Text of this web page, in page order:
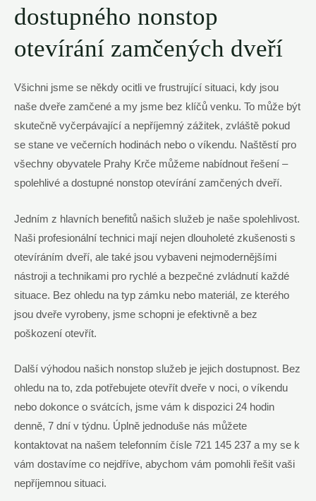
dostupného nonstop
otevírání zamčených dveří
Všichni jsme se někdy ocitli ve frustrující situaci, kdy jsou
naše dveře zamčené a my jsme bez klíčů venku. To může být
skutečně vyčerpávající a nepříjemný zážitek, zvláště pokud
se stane ve večerních hodinách nebo o víkendu. Naštěstí pro
všechny obyvatele Prahy Krče můžeme nabídnout řešení –
spolehlivé a dostupné nonstop otevírání zamčených dveří.
Jedním z hlavních benefitů našich služeb je naše spolehlivost.
Naši profesionální technici mají nejen dlouholeté zkušenosti s
otevíráním dveří, ale také jsou vybaveni nejmodernějšími
nástroji a technikami pro rychlé a bezpečné zvládnutí každé
situace. Bez ohledu na typ zámku nebo materiál, ze kterého
jsou dveře vyrobeny, jsme schopni je efektivně a bez
poškození otevřít.
Další výhodou našich nonstop služeb je jejich dostupnost. Bez
ohledu na to, zda potřebujete otevřít dveře v noci, o víkendu
nebo dokonce o svátcích, jsme vám k dispozici 24 hodin
denně, 7 dní v týdnu. Úplně jednoduše nás můžete
kontaktovat na našem telefonním čísle 721 145 237 a my se k
vám dostavíme co nejdříve, abychom vám pomohli řešit vaši
nepříjemnou situaci.